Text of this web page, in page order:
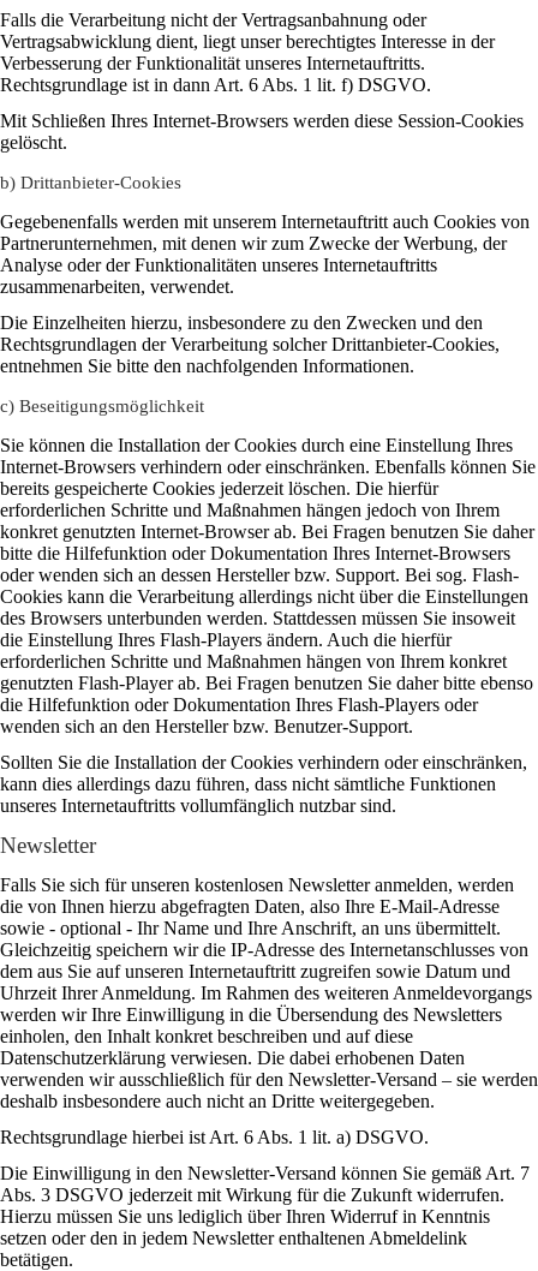
Falls die Verarbeitung nicht der Vertragsanbahnung oder
Vertragsabwicklung dient, liegt unser berechtigtes Interesse in der
Verbesserung der Funktionalität unseres Internetauftritts.
Rechtsgrundlage ist in dann Art. 6 Abs. 1 lit. f) DSGVO.
Mit Schließen Ihres Internet-Browsers werden diese Session-Cookies
gelöscht.
b) Drittanbieter-Cookies
Gegebenenfalls werden mit unserem Internetauftritt auch Cookies von
Partnerunternehmen, mit denen wir zum Zwecke der Werbung, der
Analyse oder der Funktionalitäten unseres Internetauftritts
zusammenarbeiten, verwendet.
Die Einzelheiten hierzu, insbesondere zu den Zwecken und den
Rechtsgrundlagen der Verarbeitung solcher Drittanbieter-Cookies,
entnehmen Sie bitte den nachfolgenden Informationen.
c) Beseitigungsmöglichkeit
Sie können die Installation der Cookies durch eine Einstellung Ihres
Internet-Browsers verhindern oder einschränken. Ebenfalls können Sie
bereits gespeicherte Cookies jederzeit löschen. Die hierfür
erforderlichen Schritte und Maßnahmen hängen jedoch von Ihrem
konkret genutzten Internet-Browser ab. Bei Fragen benutzen Sie daher
bitte die Hilfefunktion oder Dokumentation Ihres Internet-Browsers
oder wenden sich an dessen Hersteller bzw. Support. Bei sog. Flash-
Cookies kann die Verarbeitung allerdings nicht über die Einstellungen
des Browsers unterbunden werden. Stattdessen müssen Sie insoweit
die Einstellung Ihres Flash-Players ändern. Auch die hierfür
erforderlichen Schritte und Maßnahmen hängen von Ihrem konkret
genutzten Flash-Player ab. Bei Fragen benutzen Sie daher bitte ebenso
die Hilfefunktion oder Dokumentation Ihres Flash-Players oder
wenden sich an den Hersteller bzw. Benutzer-Support.
Sollten Sie die Installation der Cookies verhindern oder einschränken,
kann dies allerdings dazu führen, dass nicht sämtliche Funktionen
unseres Internetauftritts vollumfänglich nutzbar sind.
Newsletter
Falls Sie sich für unseren kostenlosen Newsletter anmelden, werden
die von Ihnen hierzu abgefragten Daten, also Ihre E-Mail-Adresse
sowie - optional - Ihr Name und Ihre Anschrift, an uns übermittelt.
Gleichzeitig speichern wir die IP-Adresse des Internetanschlusses von
dem aus Sie auf unseren Internetauftritt zugreifen sowie Datum und
Uhrzeit Ihrer Anmeldung. Im Rahmen des weiteren Anmeldevorgangs
werden wir Ihre Einwilligung in die Übersendung des Newsletters
einholen, den Inhalt konkret beschreiben und auf diese
Datenschutzerklärung verwiesen. Die dabei erhobenen Daten
verwenden wir ausschließlich für den Newsletter-Versand – sie werden
deshalb insbesondere auch nicht an Dritte weitergegeben.
Rechtsgrundlage hierbei ist Art. 6 Abs. 1 lit. a) DSGVO.
Die Einwilligung in den Newsletter-Versand können Sie gemäß Art. 7
Abs. 3 DSGVO jederzeit mit Wirkung für die Zukunft widerrufen.
Hierzu müssen Sie uns lediglich über Ihren Widerruf in Kenntnis
setzen oder den in jedem Newsletter enthaltenen Abmeldelink
betätigen.